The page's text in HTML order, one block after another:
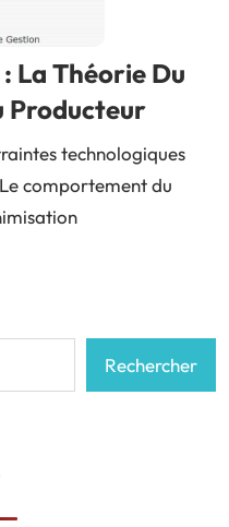
La Théorie Du
Producteur
technologiques
comportement du
Rechercher